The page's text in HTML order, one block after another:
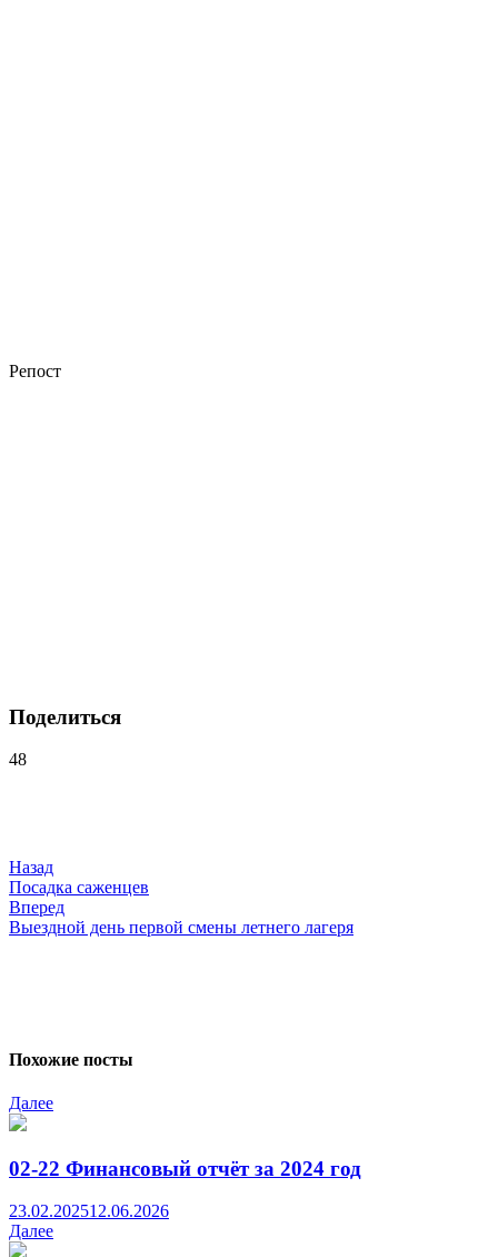
Репост
Поделиться
48
Назад
Посадка саженцев
Вперед
Выездной день первой смены летнего лагеря
Похожие посты
Далее
02-22 Финансовый отчёт за 2024 год
23.02.202512.06.2026
Далее